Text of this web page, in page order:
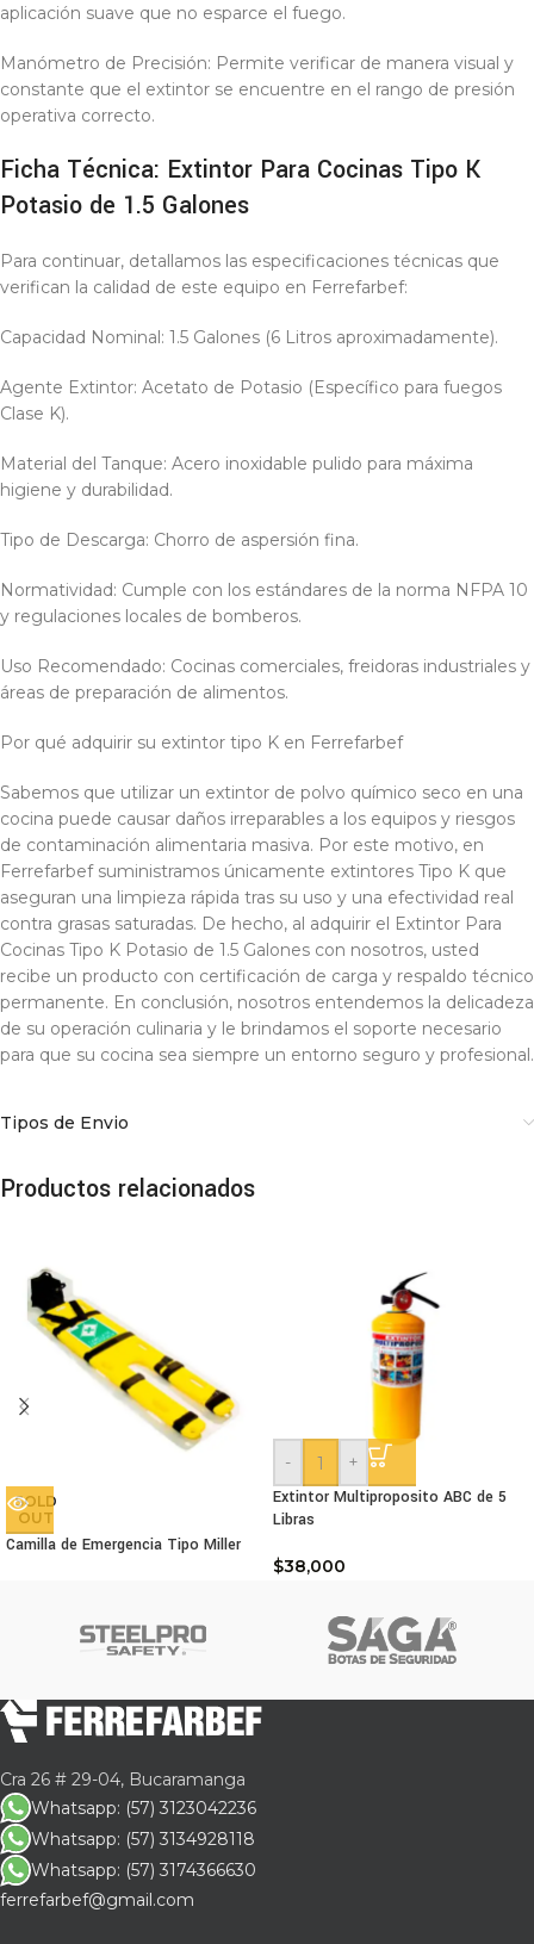
aplicación suave que no esparce el fuego.
Manómetro de Precisión: Permite verificar de manera visual y
constante que el extintor se encuentre en el rango de presión
operativa correcto.
Ficha Técnica: Extintor Para Cocinas Tipo K
Potasio de 1.5 Galones
Para continuar, detallamos las especificaciones técnicas que
verifican la calidad de este equipo en Ferrefarbef:
Capacidad Nominal: 1.5 Galones (6 Litros aproximadamente).
Agente Extintor: Acetato de Potasio (Específico para fuegos
Clase K).
Material del Tanque: Acero inoxidable pulido para máxima
higiene y durabilidad.
Tipo de Descarga: Chorro de aspersión fina.
Normatividad: Cumple con los estándares de la norma NFPA 10
y regulaciones locales de bomberos.
Uso Recomendado: Cocinas comerciales, freidoras industriales y
áreas de preparación de alimentos.
Por qué adquirir su extintor tipo K en Ferrefarbef
Sabemos que utilizar un extintor de polvo químico seco en una
cocina puede causar daños irreparables a los equipos y riesgos
de contaminación alimentaria masiva. Por este motivo, en
Ferrefarbef suministramos únicamente extintores Tipo K que
aseguran una limpieza rápida tras su uso y una efectividad real
contra grasas saturadas. De hecho, al adquirir el Extintor Para
Cocinas Tipo K Potasio de 1.5 Galones con nosotros, usted
recibe un producto con certificación de carga y respaldo técnico
permanente. En conclusión, nosotros entendemos la delicadeza
de su operación culinaria y le brindamos el soporte necesario
para que su cocina sea siempre un entorno seguro y profesional.
Tipos de Envio
Productos relacionados
SOLD
OUT
Camilla de Emergencia Tipo Miller
-
+
Extintor Multiproposito ABC de 5
Libras
$38,000
Cra 26 # 29-04, Bucaramanga
Whatsapp: (57) 3123042236
Whatsapp: (57) 3134928118
Whatsapp: (57) 3174366630
ferrefarbef@gmail.com